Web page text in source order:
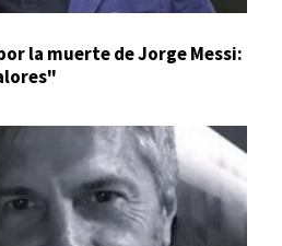
la muerte de Jorge Messi: